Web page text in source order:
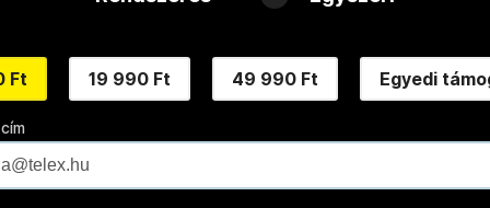
Ft 19 990 Ft 49 990 Ft Egyedi